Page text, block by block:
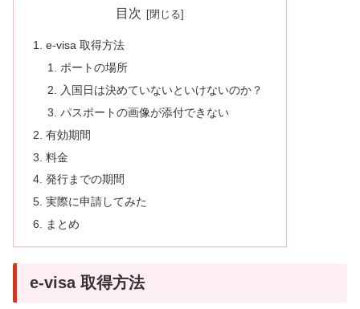
目次
e-visa 取得方法
ポートの場所
入国日は決めていないといけないのか？
パスポートの画像が添付できない
有効期間
料金
発行までの期間
実際に申請してみた
まとめ
e-visa 取得方法